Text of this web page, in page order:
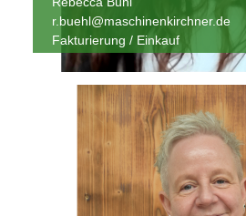
r.buehl@maschinenkirchner.de
Fakturierung / Einkauf